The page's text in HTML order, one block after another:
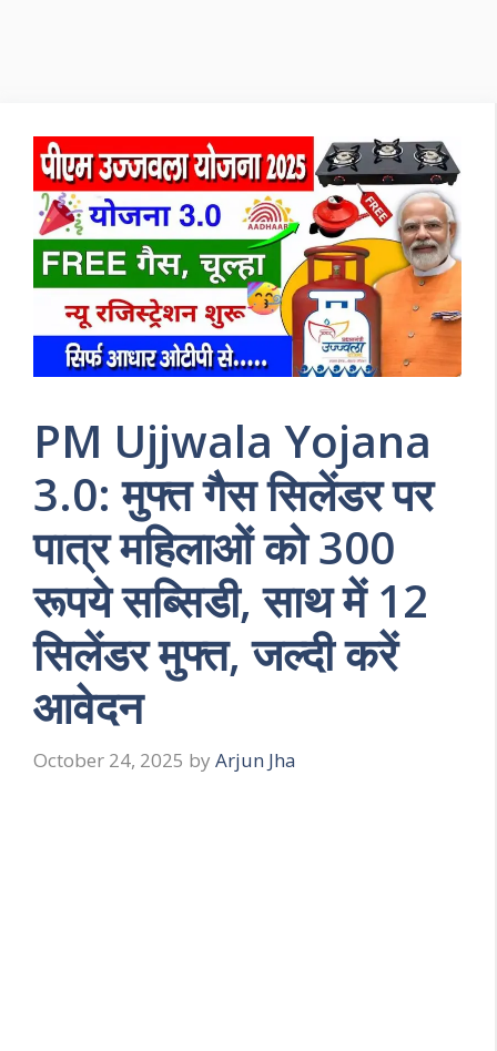
PM Ujjwala Yojana
3.0: मुफ्त गैस सिलेंडर पर
पात्र महिलाओं को 300
रूपये सब्सिडी, साथ में 12
सिलेंडर मुफ्त, जल्दी करें
आवेदन
October 24, 2025 by Arjun Jha